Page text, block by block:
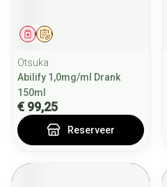
Op voorschrift
Geneesmiddel
Otsuka
Abilify 1,0mg/ml Drank
150ml
€ 99,25
Reserveer